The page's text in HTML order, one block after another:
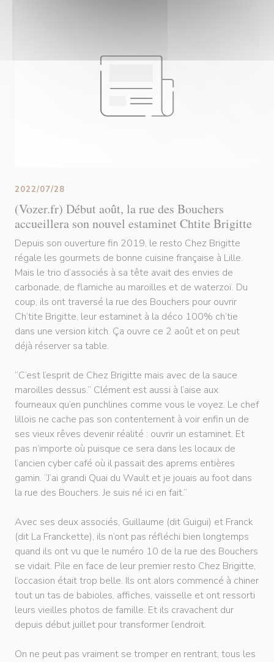
(Vozer.fr) Début août, la rue des Bouchers
accueillera son nouvel estaminet Chtite Brigitte
2022/07/28
Depuis son ouverture fin 2019, le resto Chez Brigitte
régale les gourmets de bonne cuisine française à Lille.
Mais le trio d’associés à sa tête avait des envies de
carbonade, de flamiche au maroilles et de waterzoï. Du
coup, ils ont traversé la rue des Bouchers pour ouvrir
Ch’tite Brigitte, leur estaminet à la déco 100% ch’tie
dans une version kitch. Ça ouvre ce 2 août et on peut
déjà réserver sa table.
“C’est l’esprit de Chez Brigitte mais avec de la sauce
maroilles dessus.” Clément est aussi à l’aise aux
fourneaux qu’en punchlines comme vous le voyez. Le chef
lillois ne cache pas son contentement à voir enfin un de
ses vieux rêves devenir réalité : ouvrir un estaminet. Et
pas n’importe où puisque ce sera dans les locaux de
l’ancien cyber café où il passait des aprems entières
gamin. “J’ai grandi Quai du Wault et je jouais au foot dans
la rue des Bouchers. Je suis né ici en fait.”
Avec ses deux associés, Guillaume (dit Guigui) et Franck
(dit La Franckette), ils n’ont pas réfléchi bien longtemps
quand ils ont vu que le numéro 10 de la rue des Bouchers
se vidait. Pile en face de leur premier resto Chez Brigitte,
l’occasion était trop belle. Ils ont alors commencé à chiner
tout un tas de babioles, affiches, vaisselle et ont ressorti
leurs vieilles photos de famille. Et ils cravachent dur
depuis début juillet pour transformer l’endroit.
On ne peut pas vraiment se tromper en rentrant, tous les